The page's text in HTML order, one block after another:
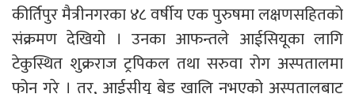
कीर्तिपुर मैत्रीनगरका ४८ वर्षीय एक पुरुषमा लक्षणसहितको
संक्रमण देखियो । उनका आफन्तले आईसियूका लागि
टेकुस्थित शुक्रराज ट्रपिकल तथा सरुवा रोग अस्पतालमा
फोन गरे । तर, आईसीयू बेड खालि नभएको अस्पतालबाट